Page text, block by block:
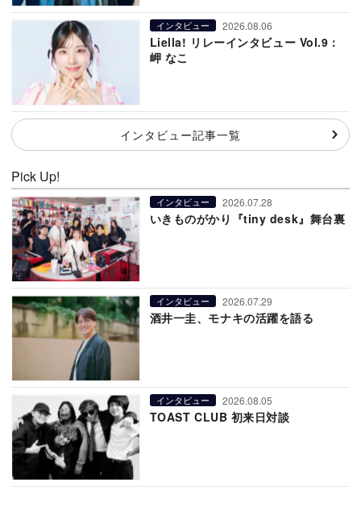
インタビュー 2026.08.06
Liella! リレーインタビュー Vol.9：
岬 なこ
インタビュー記事一覧
Pick Up!
インタビュー 2026.07.28
いきものがかり『tiny desk』舞台裏
インタビュー 2026.07.29
酒井一圭、モナキの活躍を語る
インタビュー 2026.08.05
TOAST CLUB 初来日対談